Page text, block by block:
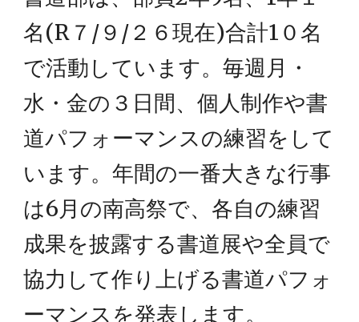
名(R７/９/２６現在)合計1０名
で活動しています。毎週月・
水・金の３日間、個人制作や書
道パフォーマンスの練習をして
います。年間の一番大きな行事
は6月の南高祭で、各自の練習
成果を披露する書道展や全員で
協力して作り上げる書道パフォ
ーマンスを発表します。